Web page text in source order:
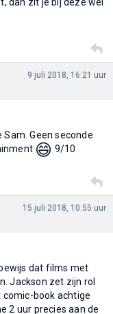
9 juli 2018, 16:21 uur
Geen seconde
😄 9/10
15 juli 2018, 10:55 uur
dat films met
Jackson zet zijn rol
book achtige
2 uur precies aan de